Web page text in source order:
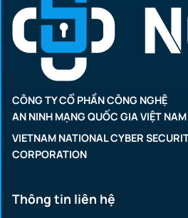
CÔNG TY CỔ PHẦN CÔNG NGHỆ
AN NINH MẠNG QUỐC GIA VIỆT NAM
VIETNAM NATIONAL CYBER
CORPORATION
Thông tin liên hệ